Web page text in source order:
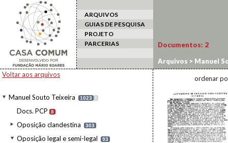
ARQUIVOS
GUIAS DE PESQUISA
PROJETO
PARCERIAS
Voltar aos arquivos
Manuel Souto Teixeira 1023 I
Docs. PCP 8
Oposição clandestina 303
Oposição legal e semi-legal 93
Documentos: 2
Arquivos > Manuel
ordenar